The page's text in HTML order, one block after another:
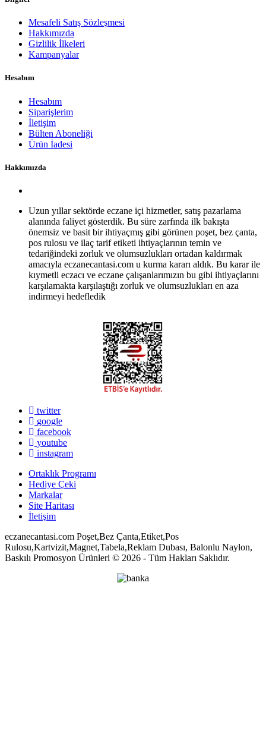
Mesafeli Satış Sözleşmesi
Hakkımızda
Gizlilik İlkeleri
Kampanyalar
Hesabım
Hesabım
Siparişlerim
İletişim
Bülten Aboneliği
Ürün İadesi
Hakkımızda
Uzun yıllar sektörde eczane içi hizmetler, satış pazarlama
alanında faliyet gösterdik. Bu süre zarfında ilk bakışta
önemsiz ve basit bir ihtiyaçmış gibi görünen poşet, bez çanta,
pos rulosu ve ilaç tarif etiketi ihtiyaçlarının temin ve
tedariğindeki zorluk ve olumsuzlukları ortadan kaldırmak
amacıyla eczanecantasi.com u kurma kararı aldık. Bu karar ile
kıymetli eczacı ve eczane çalışanlarımızın bu gibi ihtiyaçlarını
karşılamakta karşılaştığı zorluk ve olumsuzlukları en aza
indirmeyi hedefledik
twitter
google
facebook
youtube
instagram
Ortaklık Programı
Hediye Çeki
Markalar
Site Haritası
İletişim
eczanecantasi.com Poşet,Bez Çanta,Etiket,Pos
Rulosu,Kartvizit,Magnet,Tabela,Reklam Dubası, Balonlu Naylon,
Baskılı Promosyon Ürünleri © 2026 - Tüm Hakları Saklıdır.